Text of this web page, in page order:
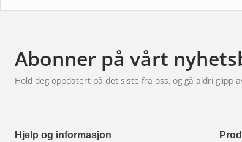
sammenheng.
Allsidig bruk:Perfekt for både
dekker alle dine behov.
opplev fremtidens teknologi og design!
Abonner på vårt
Hold deg oppdatert på det siste fra oss, og gå aldri glipp
Hjelp og informasjon